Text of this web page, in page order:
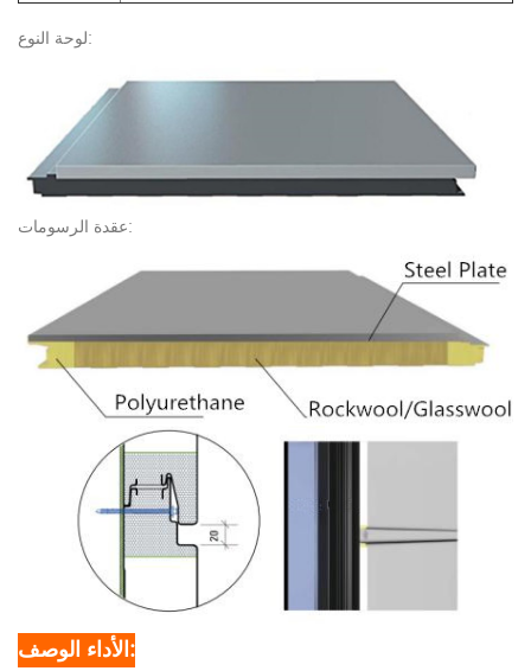
لوحة النوع:
عقدة الرسومات:
الأداء الوصف: